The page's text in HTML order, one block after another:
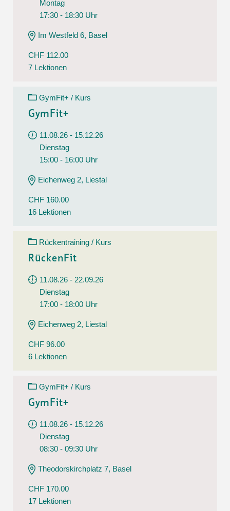
Montag
17:30 - 18:30 Uhr
Im Westfeld 6, Basel
CHF 112.00
7 Lektionen
GymFit+ / Kurs
GymFit+
11.08.26 - 15.12.26
Dienstag
15:00 - 16:00 Uhr
Eichenweg 2, Liestal
CHF 160.00
16 Lektionen
Rückentraining / Kurs
RückenFit
11.08.26 - 22.09.26
Dienstag
17:00 - 18:00 Uhr
Eichenweg 2, Liestal
CHF 96.00
6 Lektionen
GymFit+ / Kurs
GymFit+
11.08.26 - 15.12.26
Dienstag
08:30 - 09:30 Uhr
Theodorskirchplatz 7, Basel
CHF 170.00
17 Lektionen